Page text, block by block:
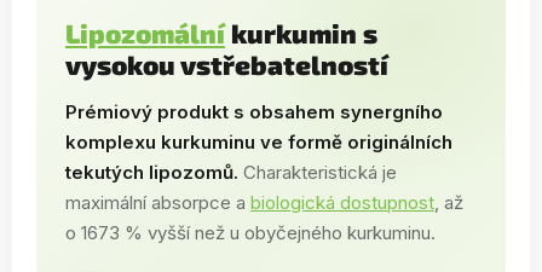
Lipozomálníkurkumin s
vysokou vstřebatelností
Prémiový produkt s obsahem synergního
komplexu kurkuminu ve formě originálních
tekutých lipozomů. Charakteristická je
maximální absorpce a biologická dostupnost, až
o 1673 % vyšší než u obyčejného kurkuminu.